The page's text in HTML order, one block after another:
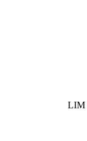
LIM